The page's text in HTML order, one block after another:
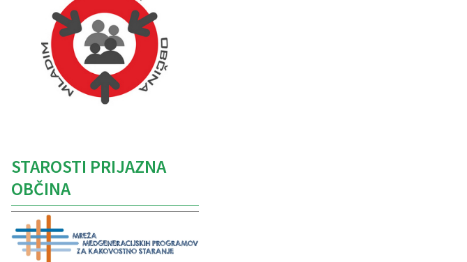
STAROSTI PRIJAZNA
OBČINA